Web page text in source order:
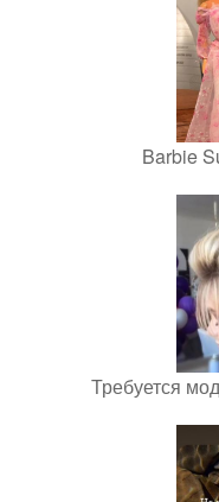
Barbie
Требуется